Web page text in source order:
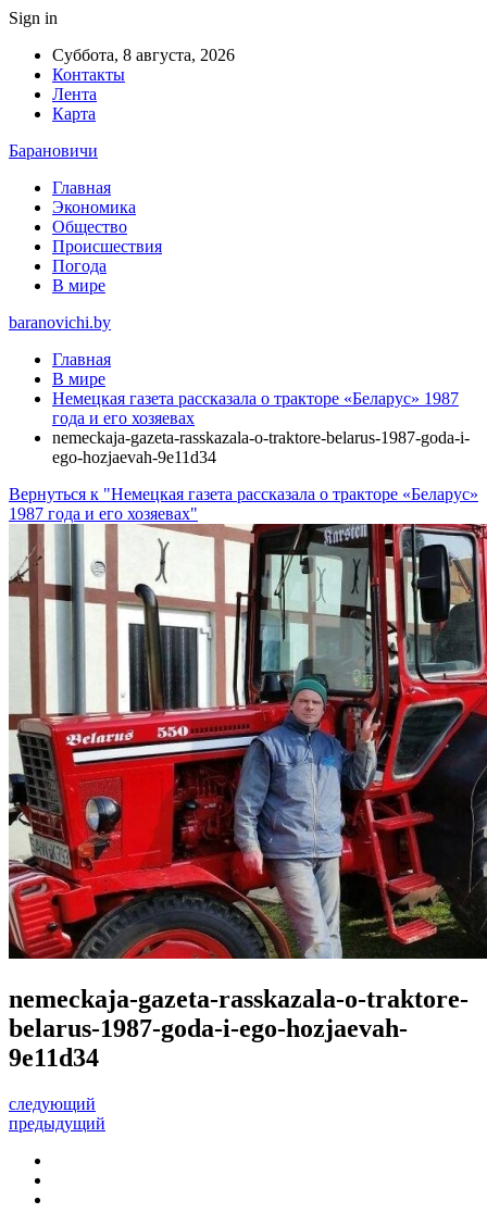
Sign in
Суббота, 8 августа, 2026
Контакты
Лента
Карта
Барановичи
Главная
Экономика
Общество
Происшествия
Погода
В мире
baranovichi.by
Главная
В мире
Немецкая газета рассказала о тракторе «Беларус» 1987
года и его хозяевах
nemeckaja-gazeta-rasskazala-o-traktore-belarus-1987-goda-i-
ego-hozjaevah-9e11d34
Вернуться к "Немецкая газета рассказала о тракторе «Беларус»
1987 года и его хозяевах"
nemeckaja-gazeta-rasskazala-o-traktore-
belarus-1987-goda-i-ego-hozjaevah-
9e11d34
следующий
предыдущий